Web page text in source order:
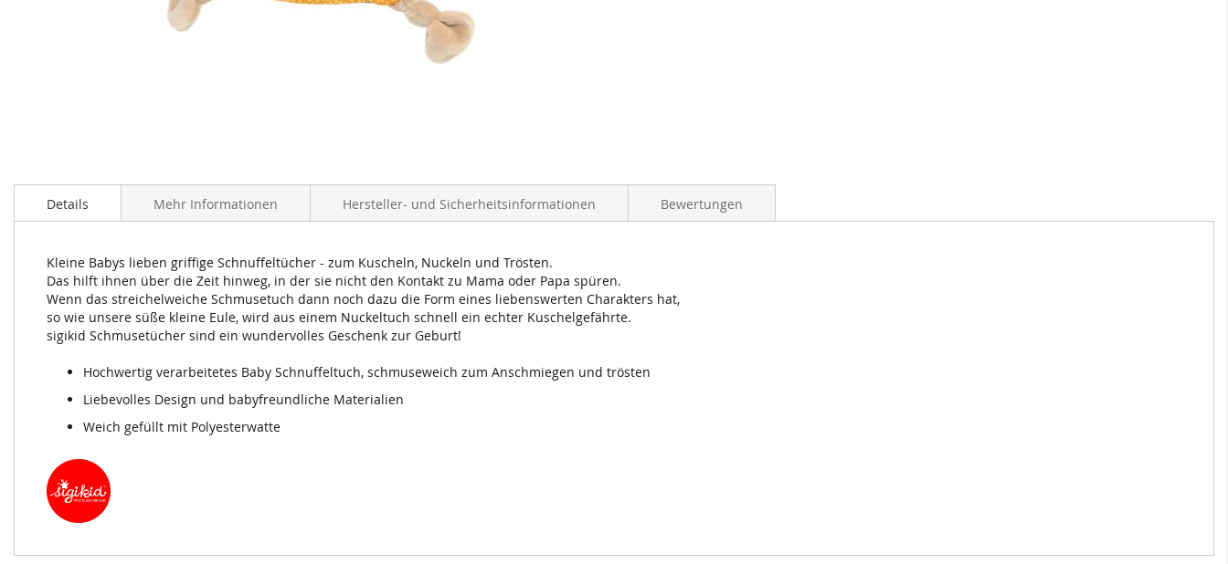
Anfang
Bildergalerie
Details
Kleine Babys lieben griffige Schnuffeltücher - zum Kuscheln, Nuckeln und Trösten.
Das hilft ihnen über die Zeit hinweg, in der sie nicht den Kontakt zu Mama oder Papa spüren.
Wenn das streichelweiche Schmusetuch dann noch dazu die Form eines liebenswerten Charakters hat,
so wie unsere süße kleine Eule, wird aus einem Nuckeltuch schnell ein echter Kuschelgefährte.
sigikid Schmusetücher sind ein wundervolles Geschenk zur Geburt!
Hochwertig verarbeitetes Baby Schnuffeltuch, schmuseweich zum Anschmiegen und trösten
Liebevolles Design und babyfreundliche Materialien
Weich gefüllt mit Polyesterwatte
Mehr Informationen Hersteller- und Sicherheitsinformationen Bewertungen